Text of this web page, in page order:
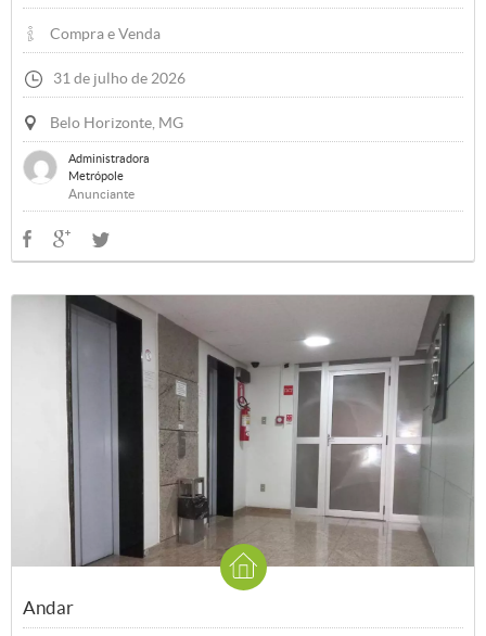
Compra e Venda
31 de julho de 2026
Belo Horizonte, MG
Administradora
Metrópole
Anunciante
Andar